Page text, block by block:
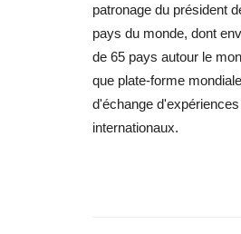
patronage du président
pays du monde, dont
de 65 pays autour le
que plate-forme
d'échange
internationaux.